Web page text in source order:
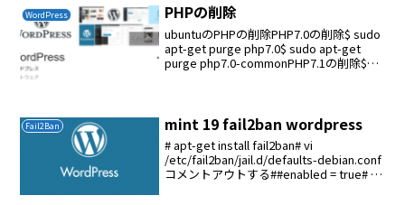
WordPress PHPの削除
ubuntuのPHPの削除PHP7.0の削除$ sudo
apt-get purge php7.0$ sudo apt-get
purge php7.0-commonPHP7.1の削除$
Fail2Ban mint 19 fail2ban wordpress
# apt-get install fail2ban# vi
/etc/fail2ban/jail.d/defaults-debian.conf
コメントアウトする##enabled = true# vi